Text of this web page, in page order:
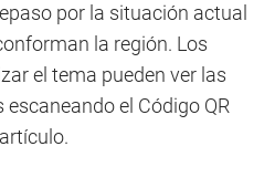
por la situación actual
la región. Los
el tema pueden ver las
el Código QR